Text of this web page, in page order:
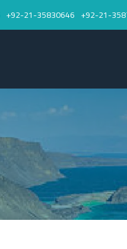
92-21-
92-21-35830646+